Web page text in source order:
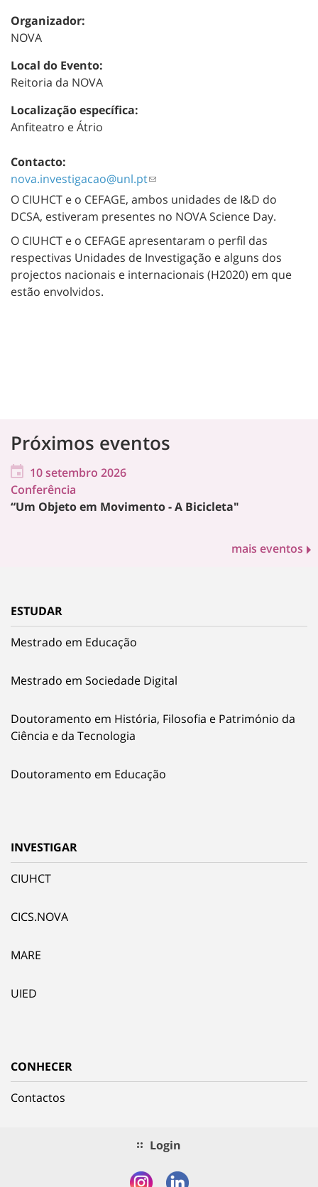
Organizador:
NOVA
Local do Evento:
Reitoria da NOVA
Localização específica:
Anfiteatro e Átrio
Contacto:
nova.investigacao@unl.pt
O CIUHCT e o CEFAGE, ambos unidades de I&D do
DCSA, estiveram presentes no NOVA Science Day.
O CIUHCT e o CEFAGE apresentaram o perfil das
respectivas Unidades de Investigação e alguns dos
projectos nacionais e internacionais (H2020) em que
estão envolvidos.
Próximos eventos
10 setembro 2026
Conferência
“Um Objeto em Movimento - A Bicicleta"
mais eventos
ESTUDAR
Mestrado em Educação
Mestrado em Sociedade Digital
Doutoramento em História, Filosofia e Património da
Ciência e da Tecnologia
Doutoramento em Educação
INVESTIGAR
CIUHCT
CICS.NOVA
MARE
UIED
CONHECER
Contactos
Login